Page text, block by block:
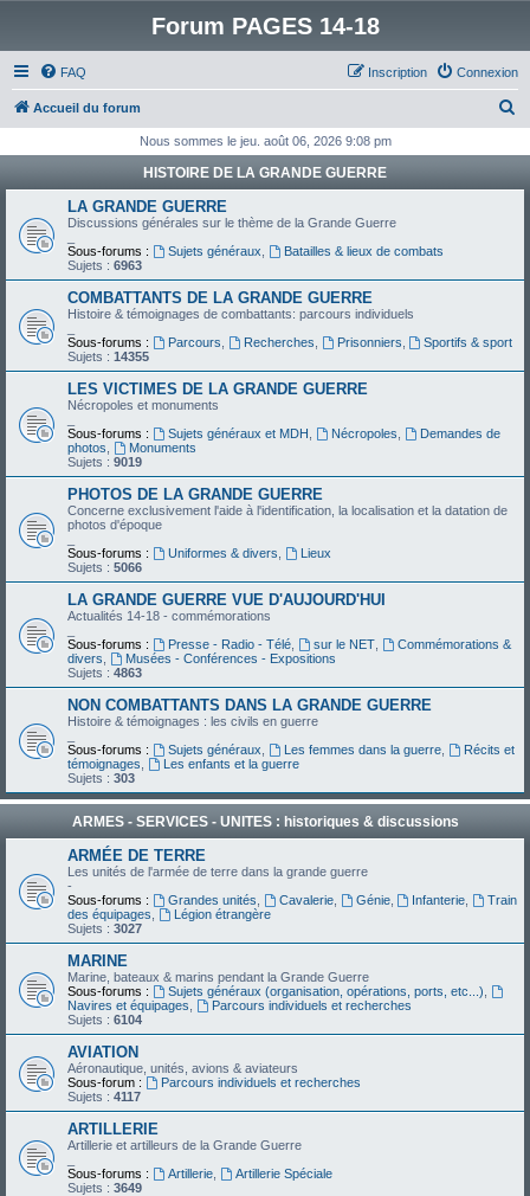
Forum PAGES 14-18
FAQ Connexion
Inscription
Accueil du forum
h
c
Nous sommes le jeu. août 06, 2026 9:08 pm
HISTOIRE DE LA GRANDE GUERRE
LA GRANDE GUERRE
Discussions générales sur le thème de la Grande Guerre
Sous-forums :
Sujets généraux
Batailles & lieux de combats
Sujets : 6963
COMBATTANTS DE LA GRANDE GUERRE
Histoire & témoignages de combattants: parcours individuels
Sous-forums :
Parcours Recherches Prisonniers
Sportifs & sport
Sujets : 14355
LES VICTIMES DE LA GRANDE GUERRE
Nécropoles et monuments
Sous-forums :
Sujets généraux et MDH Nécropoles
Demandes de
photos
Monuments
Sujets : 9019
PHOTOS DE LA GRANDE GUERRE
Concerne exclusivement l'aide à l'identification, la localisation et la datation de
photos d'époque
Sous-forums :
Uniformes & divers
Lieux
Sujets : 5066
LA GRANDE GUERRE VUE D'AUJOURD'HUI
Actualités 14-18 - commémorations
Sous-forums :
Presse - Radio - Télé, sur le NET,
Commémorations &
divers
Musées - Conférences - Expositions
Sujets : 4863
NON COMBATTANTS DANS LA GRANDE GUERRE
Histoire & témoignages : les civils en guerre
Sous-forums :
Sujets généraux Les femmes dans la guerre,
Récits et
témoignages
Les enfants et la guerre
Sujets : 303
ARMES - SERVICES - UNITES : historiques & discussions
ARMÉE DE TERRE
Les unités de l'armée de terre dans la grande guerre
-
Sous-forums :
Grandes unités Cavalerie, Génie, Infanterie
Train
des équipages
Légion étrangère
Sujets : 3027
MARINE
Marine, bateaux & marins pendant la Grande Guerre
Sous-forums :
Sujets généraux (organisation, opérations, ports, etc...)
Navires et équipages
Parcours individuels et recherches
Sujets : 6104
AVIATION
Aéronautique, unités, avions & aviateurs
Sous-forum :
Parcours individuels et recherches
Sujets : 4117
ARTILLERIE
Artillerie et artilleurs de la Grande Guerre
Sous-forums :
Artillerie,
Artillerie Spéciale
Sujets : 3649